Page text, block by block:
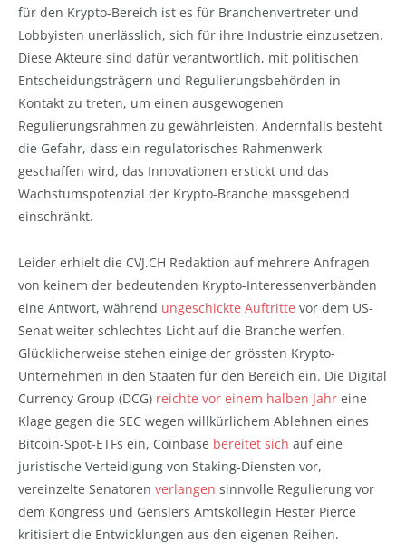
für den Krypto-Bereich ist es für Branchenvertreter und
Lobbyisten unerlässlich, sich für ihre Industrie einzusetzen.
Diese Akteure sind dafür verantwortlich, mit politischen
Entscheidungsträgern und Regulierungsbehörden in
Kontakt zu treten, um einen ausgewogenen
Regulierungsrahmen zu gewährleisten. Andernfalls besteht
die Gefahr, dass ein regulatorisches Rahmenwerk
geschaffen wird, das Innovationen erstickt und das
Wachstumspotenzial der Krypto-Branche massgebend
einschränkt.
Leider erhielt die CVJ.CH Redaktion auf mehrere Anfragen
von keinem der bedeutenden Krypto-Interessenverbänden
eine Antwort, während ungeschickte Auftritte vor dem US-
Senat weiter schlechtes Licht auf die Branche werfen.
Glücklicherweise stehen einige der grössten Krypto-
Unternehmen in den Staaten für den Bereich ein. Die Digital
Currency Group (DCG) reichte vor einem halben Jahr eine
Klage gegen die SEC wegen willkürlichem Ablehnen eines
Bitcoin-Spot-ETFs ein, Coinbase bereitet sich auf eine
juristische Verteidigung von Staking-Diensten vor,
vereinzelte Senatoren verlangen sinnvolle Regulierung vor
dem Kongress und Genslers Amtskollegin Hester Pierce
kritisiert die Entwicklungen aus den eigenen Reihen.